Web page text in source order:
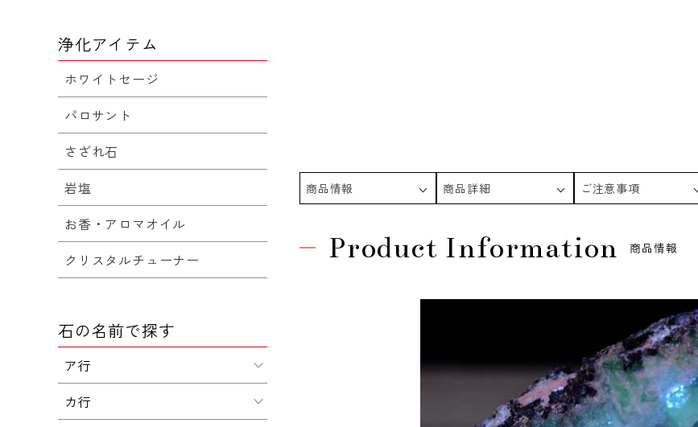
商品情報 商品詳細 ご注意事項
Product Information 商品情報
浄化アイテム
ホワイトセージ
パロサント
さざれ石
岩塩
お香・アロマオイル
クリスタルチューナー
石の名前で探す
ア行
カ行